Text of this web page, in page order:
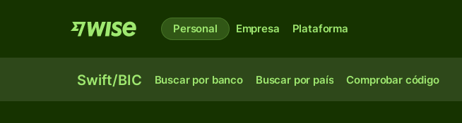
Personal Empresa Plataforma
Swift/BIC Buscar por banco Buscar por país Comprobar código